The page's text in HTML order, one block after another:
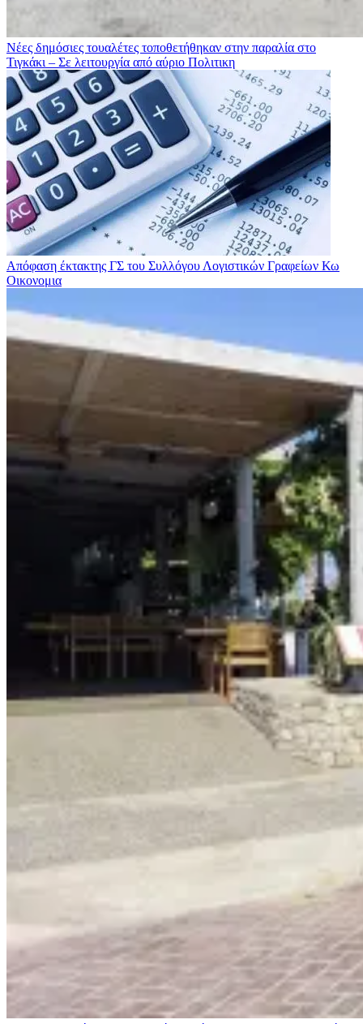
Νέες δημόσιες τουαλέτες τοποθετήθηκαν στην παραλία στο
Τιγκάκι – Σε λειτουργία από αύριο Πολιτικη
Απόφαση έκτακτης ΓΣ του Συλλόγου Λογιστικών Γραφείων Κω
Οικονομια